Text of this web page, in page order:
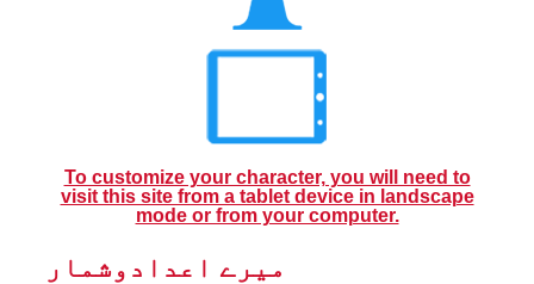
To customize your character, you will need to
visit this site from a tablet device in landscape
mode or from your computer.
میرے اعدادوشمار